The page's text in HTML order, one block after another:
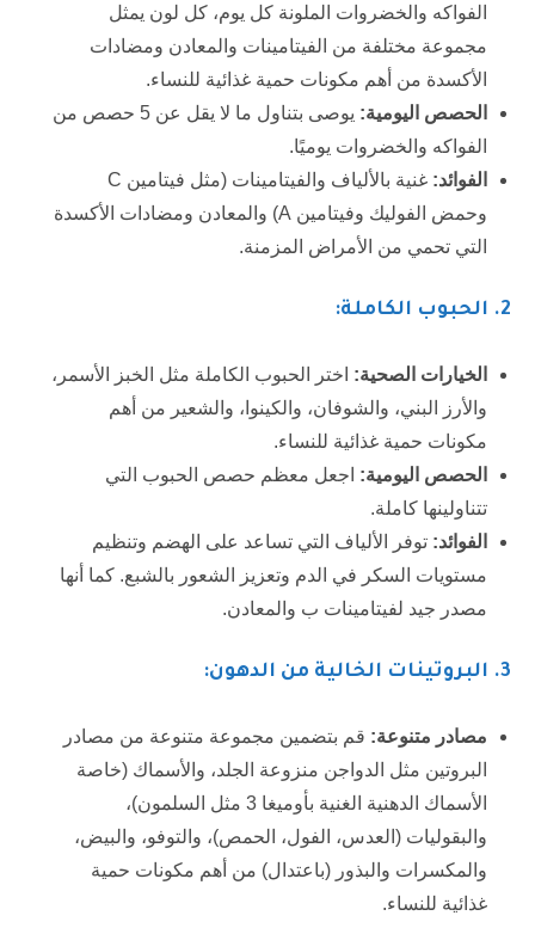
الفواكه والخضروات الملونة كل يوم، كل لون يمثل
مجموعة مختلفة من الفيتامينات والمعادن ومضادات
الأكسدة من أهم مكونات حمية غذائية للنساء.
الحصص اليومية:
يوصى بتناول ما لا يقل عن 5 حصص من
الفواكه والخضروات يوميًا.
الفوائد:
غنية بالألياف والفيتامينات (مثل فيتامين C
وحمض الفوليك وفيتامين A) والمعادن ومضادات الأكسدة
التي تحمي من الأمراض المزمنة.
2. الحبوب الكاملة:
الخيارات الصحية: اختر الحبوب الكاملة مثل الخبز الأسمر،
والأرز البني، والشوفان، والكينوا، والشعير من أهم
مكونات حمية غذائية للنساء.
الحصص اليومية: اجعل معظم حصص الحبوب التي
تتناولينها كاملة.
الفوائد: توفر الألياف التي تساعد على الهضم وتنظيم
مستويات السكر في الدم وتعزيز الشعور بالشبع. كما أنها
مصدر جيد لفيتامينات ب والمعادن.
3. البروتينات الخالية من الدهون:
مصادر متنوعة: قم بتضمين مجموعة متنوعة من مصادر
البروتين مثل الدواجن منزوعة الجلد، والأسماك (خاصة
الأسماك الدهنية الغنية بأوميغا 3 مثل السلمون)،
والبقوليات (العدس، الفول، الحمص)، والتوفو، والبيض،
والمكسرات والبذور (باعتدال) من أهم مكونات حمية
غذائية للنساء.